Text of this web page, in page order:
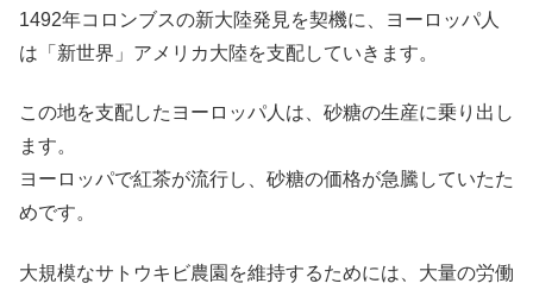
1492年コロンブスの新大陸発見を契機に、ヨーロッパ人
は「新世界」アメリカ大陸を支配していきます。
この地を支配したヨーロッパ人は、砂糖の生産に乗り出し
ます。
ヨーロッパで紅茶が流行し、砂糖の価格が急騰していたた
めです。
大規模なサトウキビ農園を維持するためには、大量の労働